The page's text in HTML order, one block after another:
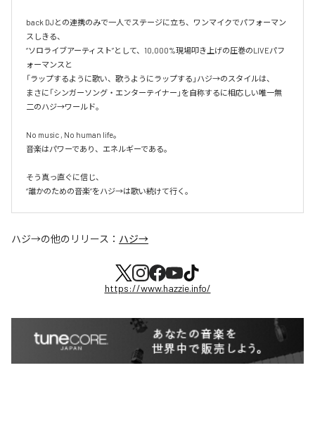
back DJとの連携のみで一人でステージに立ち、ワンマイクでパフォーマン
スしきる、
“ソロライブアーティスト”として、10,000%現場叩き上げの圧巻のLIVEパフ
ォーマンスと
「ラップするように歌い、歌うようにラップする」ハジ→のスタイルは、
まさに「シンガーソング・エンターテイナー」を自称するに相応しい唯一無
二のハジ→ワールド。
No music , No human life。
音楽はパワーであり、エネルギーである。
そう真っ直ぐに信じ、
ハジ→の他のリリース： ハジ→
https://www.hazzie.info/